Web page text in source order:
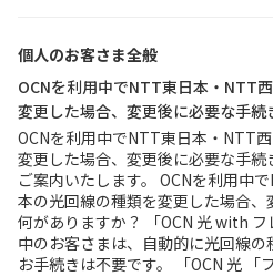
個人のお客さま全般
OCNを利用中でNTT東日本・NTT
変更した場合、変更後に必要な手続
OCNを利用中でNTT東日本・NTT
変更した場合、変更後に必要な手続
ご案内いたします。 OCNを利用中
本の光回線の種類を変更した場合
何がありますか？ 「OCN 光 with
中のお客さまは、自動的に光回線
お手続きは不要です。 「OCN 光 「